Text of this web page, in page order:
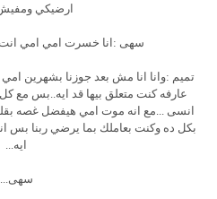
ارضيكي
سهى :انا خسرت امي امي انت
تميم :وانا انا مش بعد جوزنا بشهرين
عارفه كنت متعلق بيها قد ايه..بس مع
انسى ...مع انه موت امي هيفضل غصه
بكل ده وكنت بعاملك بما يرضي ربنا بس
ايه...
سهى...